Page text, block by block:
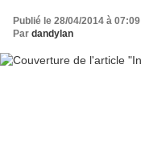
Publié le 28/04/2014 à 07:09
Par dandylan